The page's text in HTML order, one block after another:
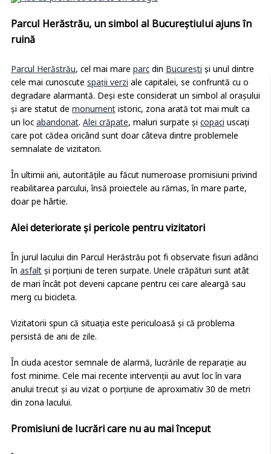
Parcul Herăstrău, un simbol al Bucureștiului ajuns în
ruină
Parcul Herăstrău, cel mai mare parc din București și unul dintre
cele mai cunoscute spații verzi ale capitalei, se confruntă cu o
degradare alarmantă. Deși este considerat un simbol al orașului
și are statut de monument istoric, zona arată tot mai mult ca
un loc abandonat. Alei crăpate, maluri surpate și copaci uscați
care pot cădea oricând sunt doar câteva dintre problemele
semnalate de vizitatori.
În ultimii ani, autoritățile au făcut numeroase promisiuni privind
reabilitarea parcului, însă proiectele au rămas, în mare parte,
doar pe hârtie.
Alei deteriorate și pericole pentru vizitatori
În jurul lacului din Parcul Herăstrău pot fi observate fisuri adânci
în asfalt și porțiuni de teren surpate. Unele crăpături sunt atât
de mari încât pot deveni capcane pentru cei care aleargă sau
merg cu bicicleta.
Vizitatorii spun că situația este periculoasă și că problema
persistă de ani de zile.
În ciuda acestor semnale de alarmă, lucrările de reparație au
fost minime. Cele mai recente intervenții au avut loc în vara
anului trecut și au vizat o porțiune de aproximativ 30 de metri
din zona lacului.
Promisiuni de lucrări care nu au mai început